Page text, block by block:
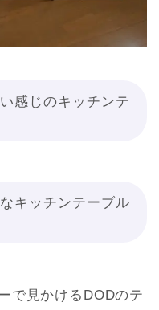
感じのキッチンテ
キッチンテーブル
で見かけるDODのテ